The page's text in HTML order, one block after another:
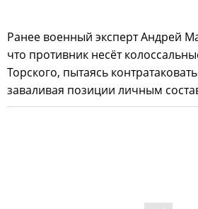
Ранее военный эксперт Андрей
что противник несёт
Торского, пытаясь
заваливая позиции личным